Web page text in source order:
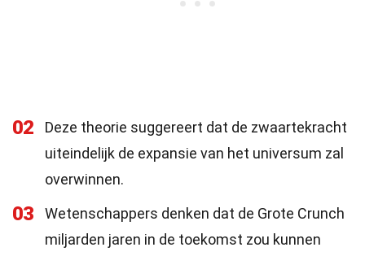
02
Deze theorie suggereert dat de zwaartekracht
uiteindelijk de expansie van het universum zal
overwinnen.
03
Wetenschappers denken dat de Grote Crunch
miljarden jaren in de toekomst zou kunnen